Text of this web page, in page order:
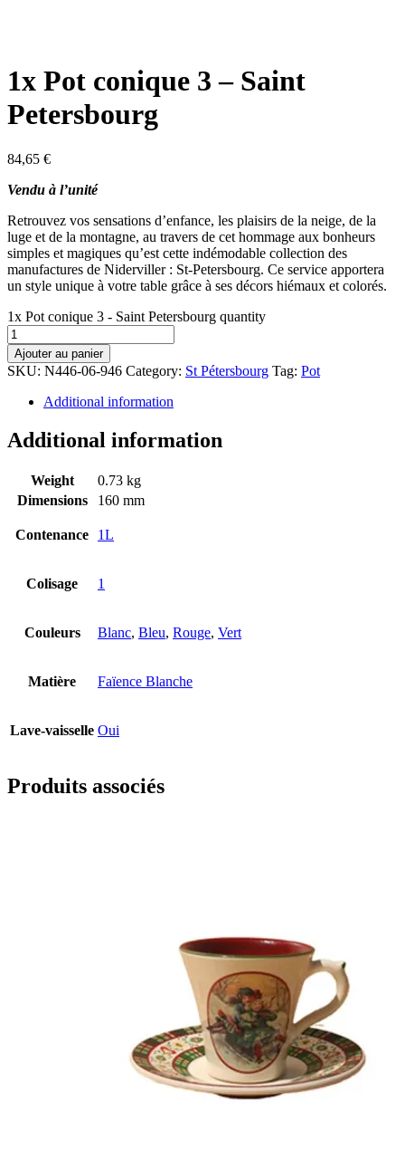
1x Pot conique 3 – Saint
Petersbourg
84,65 €
Vendu à l’unité
Retrouvez vos sensations d’enfance, les plaisirs de la neige, de la
luge et de la montagne, au travers de cet hommage aux bonheurs
simples et magiques qu’est cette indémodable collection des
manufactures de Niderviller : St-Petersbourg. Ce service apportera
un style unique à votre table grâce à ses décors hiémaux et colorés.
1x Pot conique 3 - Saint Petersbourg quantity
Ajouter au panier
SKU: N446-06-946 Category: St Pétersbourg Tag: Pot
Additional information
Additional information
Weight
0.73 kg
Dimensions
160 mm
Contenance 1L
Colisage 1
Couleurs Blanc, Bleu, Rouge, Vert
Matière Faïence Blanche
Lave-vaisselle Oui
Produits associés